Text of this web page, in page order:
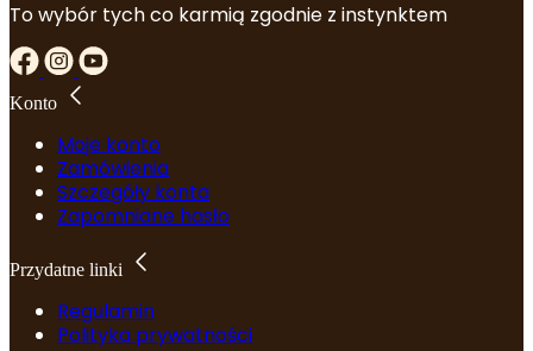
To wybór tych co karmią zgodnie z instynktem
Konto
Moje konto
Zamówienia
Szczegóły konta
Zapomniane hasło
Przydatne linki
Regulamin
Polityka prywatności